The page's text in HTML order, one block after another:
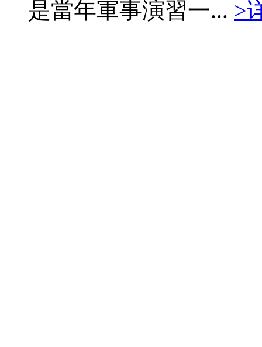
是當年軍事演習一... >